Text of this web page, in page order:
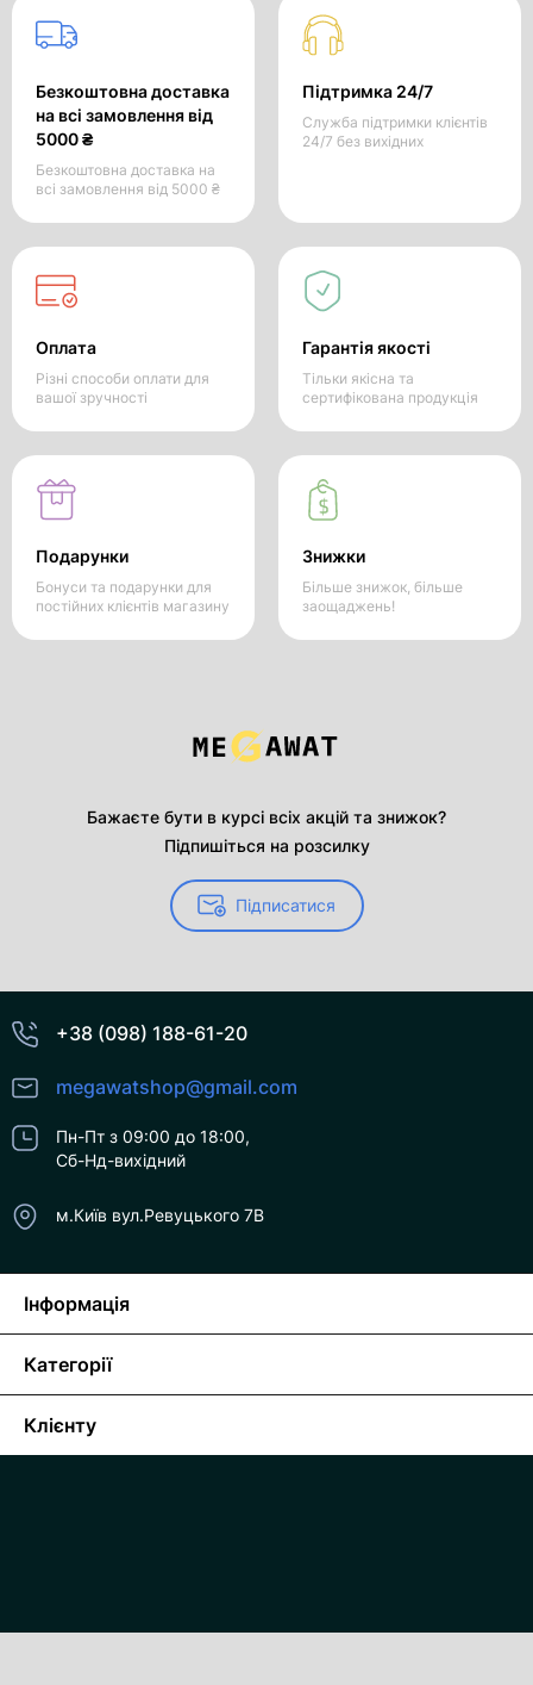
Безкоштовна доставка
на всі замовлення від
5000 ₴
Безкоштовна доставка на
всі замовлення від 5000 ₴
Підтримка 24/7
Служба підтримки клієнтів
24/7 без вихідних
Оплата
Різні способи оплати для
вашої зручності
Гарантія якості
Тільки якісна та
сертифікована продукція
Подарунки
Бонуси та подарунки для
постійних клієнтів магазину
Знижки
Більше знижок, більше
заощаджень!
Бажаєте бути в курсі всіх акцій та знижок?
Підпишіться на розсилку
Підписатися
+38 (098) 188-61-20
megawatshop@gmail.com
Пн-Пт з 09:00 до 18:00,
Сб-Нд-вихідний
м.Київ вул.Ревуцького 7В
Інформація
Категорії
Клієнту